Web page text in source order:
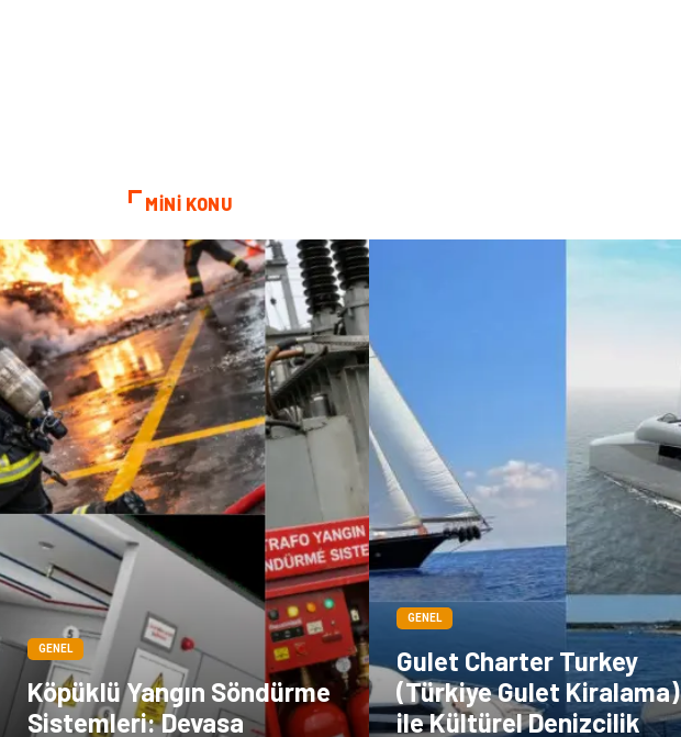
MİNİ KONU
GENEL
Köpüklü Yangın Söndürme
Sistemleri: Devasa
GENEL
Gulet Charter Turkey
(Türkiye Gulet Kiralama)
ile Kültürel Denizcilik